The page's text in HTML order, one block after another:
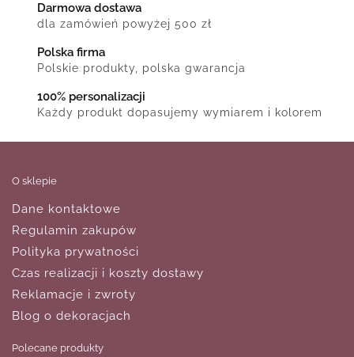
Darmowa dostawa
dla zamówień powyżej 500 zł
Polska firma
Polskie produkty, polska gwarancja
100% personalizacji
Każdy produkt dopasujemy wymiarem i kolorem
O sklepie
Dane kontaktowe
Regulamin zakupów
Polityka prywatności
Czas realizacji i koszty dostawy
Reklamacje i zwroty
Blog o dekoracjach
Polecane produkty